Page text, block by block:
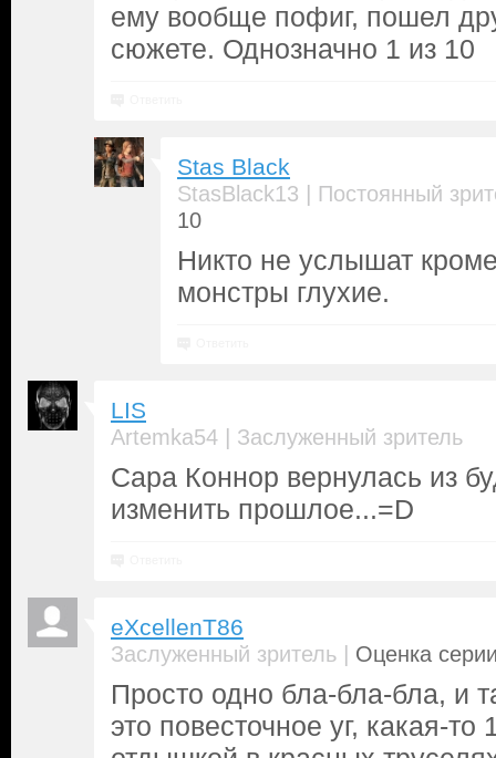
ему вообще пофиг, пошел
сюжете. Однозначно 1 из 10
Stas Black
StasBlack13 | Постоянный
10
Никто не услышат
монстры глухие.
LIS
Artemka54 | Заслуженный зритель
Сара Коннор вернулась из
изменить прошлое...=D
eXcellenT86
Заслуженный зритель | Оценка
Просто одно бла-бла-бла, и
это повесточное уг, какая-то